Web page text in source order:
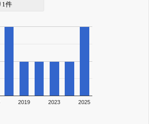
1件
2019 2023 2025